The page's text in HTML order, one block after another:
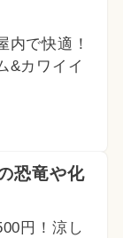
内で快適！
&カワイイ
恐竜や化
円！涼し